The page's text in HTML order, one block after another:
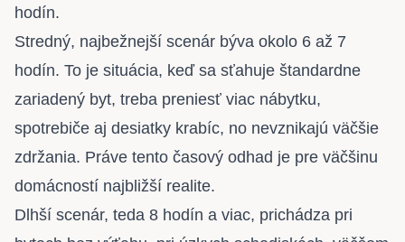
hodín.
Stredný, najbežnejší scenár býva okolo 6 až 7
hodín. To je situácia, keď sa sťahuje štandardne
zariadený byt, treba preniesť viac nábytku,
spotrebiče aj desiatky krabíc, no nevznikajú väčšie
zdržania. Práve tento časový odhad je pre väčšinu
domácností najbližší realite.
Dlhší scenár, teda 8 hodín a viac, prichádza pri